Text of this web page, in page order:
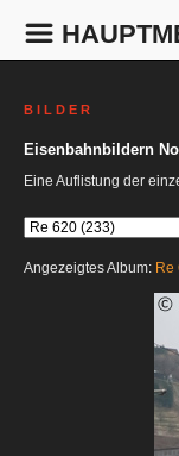
B I L D E R
Eisenbahnbildern
Eine Auflistung der
Angezeigtes Album: Re